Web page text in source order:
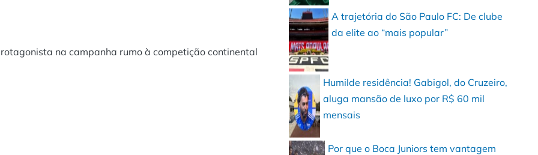
na campanha rumo à competição continental
A trajetória do São Paulo FC: De clube
da elite ao “mais popular”
Humilde residência! Gabigol, do Cruzeiro,
aluga mansão de luxo por R$ 60 mil
mensais
Por que o Boca Juniors tem vantagem